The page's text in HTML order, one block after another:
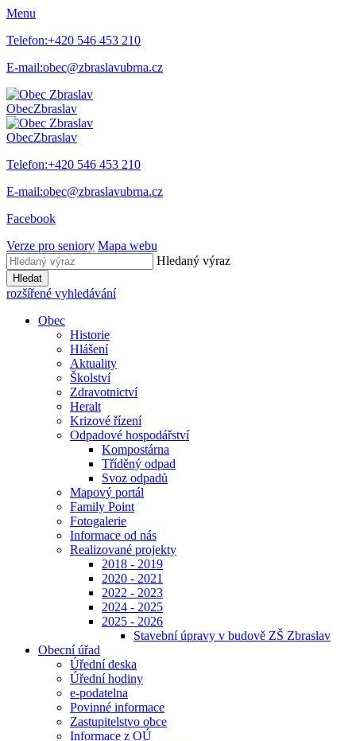
Menu
Telefon:+420 546 453 210
E-mail:obec@zbraslavubrna.cz
ObecZbraslav
ObecZbraslav
Telefon:+420 546 453 210
E-mail:obec@zbraslavubrna.cz
Facebook
Verze pro seniory Mapa webu
Hledaný výraz
Hledat
rozšířené vyhledávání
Obec
Historie
Hlášení
Aktuality
Školství
Zdravotnictví
Heralt
Krizové řízení
Odpadové hospodářství
Kompostárna
Tříděný odpad
Svoz odpadů
Mapový portál
Family Point
Fotogalerie
Informace od nás
Realizované projekty
2018 - 2019
2020 - 2021
2022 - 2023
2024 - 2025
2025 - 2026
Stavební úpravy v budově ZŠ Zbraslav
Obecní úřad
Úřední deska
Úřední hodiny
e-podatelna
Povinné informace
Zastupitelstvo obce
Informace z OÚ